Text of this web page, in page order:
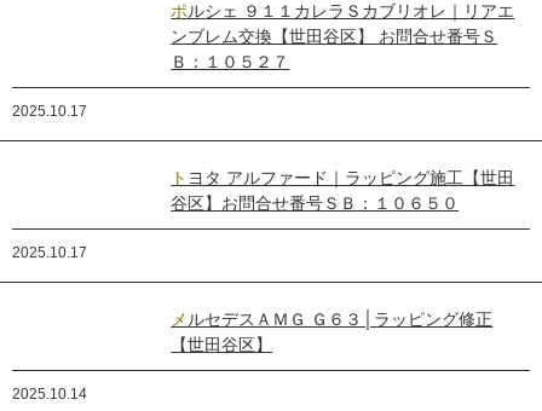
ポルシェ ９１１カレラＳカブリオレ｜リアエ
ンブレム交換【世田谷区】 お問合せ番号Ｓ
Ｂ：１０５２７
2025.10.17
トヨタ アルファード｜ラッピング施工【世田
谷区】お問合せ番号ＳＢ：１０６５０
2025.10.17
メルセデスＡＭＧ Ｇ６３│ラッピング修正
【世田谷区】
2025.10.14